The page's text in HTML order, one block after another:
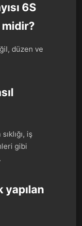
6S
midir?
düzen ve
iş
gibi
yapılan